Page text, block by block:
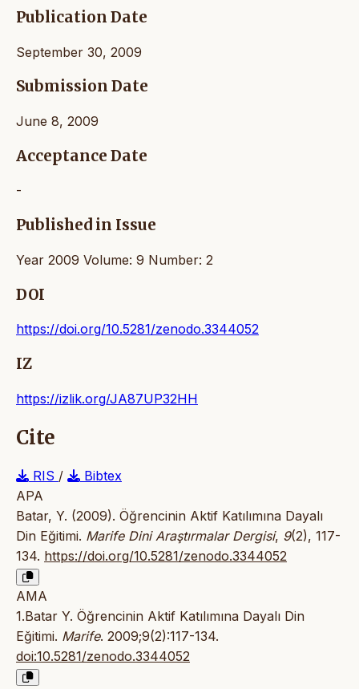
Publication Date
September 30, 2009
Submission Date
June 8, 2009
Acceptance Date
-
Published in Issue
Year 2009 Volume: 9 Number: 2
DOI
https://doi.org/10.5281/zenodo.3344052
IZ
https://izlik.org/JA87UP32HH
Cite
RIS /
Bibtex
APA
Batar, Y. (2009). Öğrencinin Aktif Katılımına Dayalı
Din Eğitimi. Marife Dini Araştırmalar Dergisi, 9(2), 117-
134. https://doi.org/10.5281/zenodo.3344052
AMA
1.Batar Y. Öğrencinin Aktif Katılımına Dayalı Din
Eğitimi. Marife. 2009;9(2):117-134.
doi:10.5281/zenodo.3344052